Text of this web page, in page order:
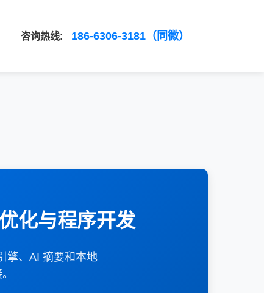
咨询热线: 186-6306-3181（同微）
化与程序开发
擎、AI 摘要和本地